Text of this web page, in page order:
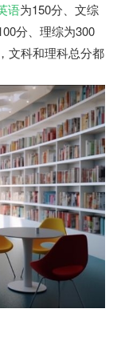
语为150分、文综
分、理综为300
文科和理科总分都